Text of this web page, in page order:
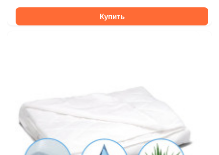
Купить